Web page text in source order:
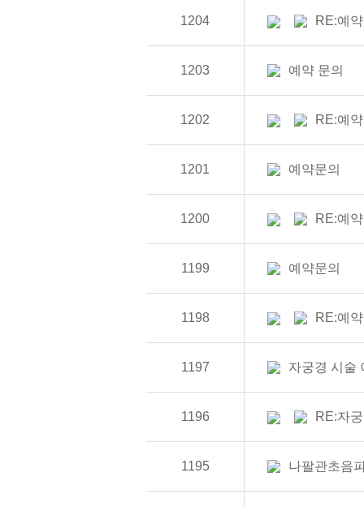
1204 RE:예
1203 예약 문의
1202 RE:예
1201 예약문의
1200 RE:예
1199 예약문의
1198 RE:예
1197 자궁경 시술
1196 RE:자
1195 나팔관초음